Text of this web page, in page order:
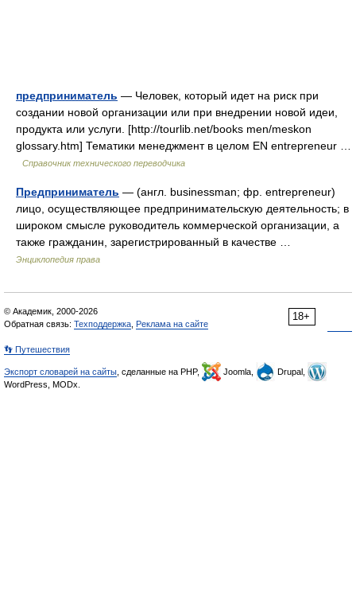
предприниматель — Человек, который идет на риск при
создании новой организации или при внедрении новой идеи,
продукта или услуги. [http://tourlib.net/books men/meskon
glossary.htm] Тематики менеджмент в целом EN entrepreneur …
Справочник технического переводчика
Предприниматель — (англ. businessman; фр. entrepreneur)
лицо, осуществляющее предпринимательскую деятельность; в
широком смысле руководитель коммерческой организации, а
также гражданин, зарегистрированный в качестве …
Энциклопедия права
18+
© Академик, 2000-2026
Обратная связь: Техподдержка Реклама на сайте
👣 Путешествия
Экспорт словарей на сайты , сделанные на PHP, Joomla,
Drupal,
WordPress, MODx.